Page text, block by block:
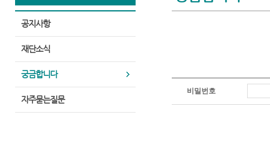
공지사항
재단소식
궁금합니다
자주묻는질문
비밀번호